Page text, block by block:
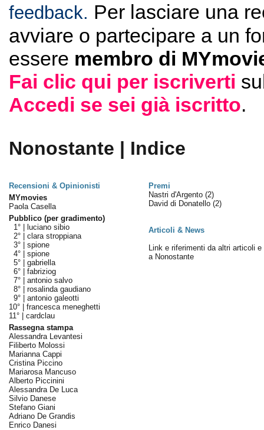
feedback. Per lasciare una
avviare o partecipare a un
essere membro di
Fai clic qui per iscriverti
Accedi se sei già iscritto.
Nonostante | Indice
Recensioni & Opinionisti
Premi
MYmovies
Paola Casella
Pubblico (per gradimento)
1° |
luciano sibio
2° | clara stroppiana
3° | spione
4° | spione
5° | gabriella
6° | fabriziog
7° | antonio salvo
8° | rosalinda gaudiano
9° | antonio galeotti
10° | francesca meneghetti
11° | cardclau
Rassegna stampa
Alessandra Levantesi
Filiberto Molossi
Marianna Cappi
Cristina Piccino
Mariarosa Mancuso
Alberto Piccinini
Alessandra De Luca
Silvio Danese
Stefano Giani
Adriano De Grandis
Enrico Danesi
Nastri d'Argento (2)
David di Donatello (2)
Articoli & News
Link e riferimenti da altri articoli e
a Nonostante